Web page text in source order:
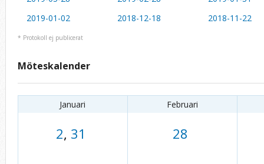
2019-01-02
2018-12-18 2018-11-22
* Protokoll ej publicerat
Möteskalender
Januari
2, 31
Februari
28